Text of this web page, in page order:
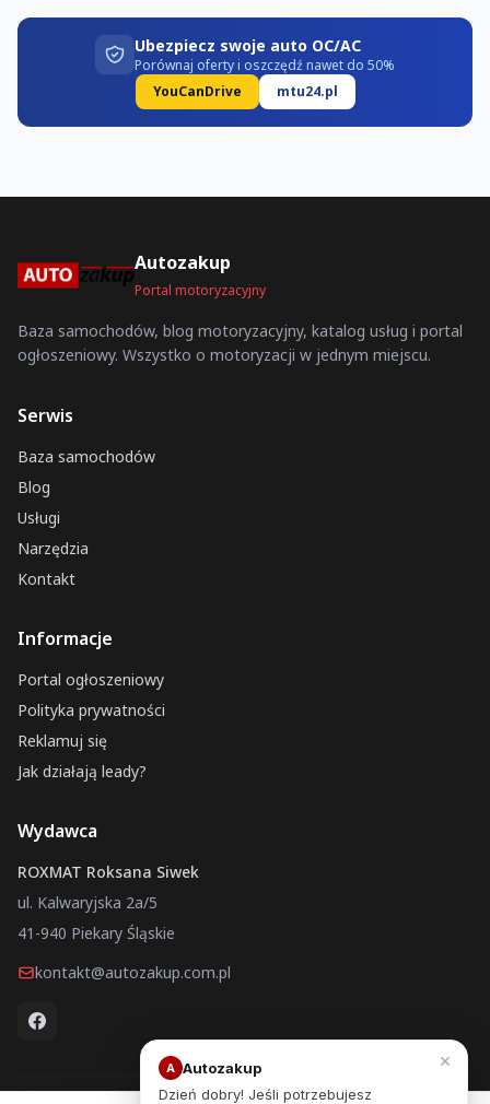
Ubezpiecz swoje auto OC/AC
Porównaj oferty i oszczędź nawet do 50%
YouCanDrive
mtu24.pl
Autozakup
Portal motoryzacyjny
Baza samochodów, blog motoryzacyjny, katalog usług i portal
ogłoszeniowy. Wszystko o motoryzacji w jednym miejscu.
Serwis
Baza samochodów
Blog
Usługi
Narzędzia
Kontakt
Informacje
Portal ogłoszeniowy
Polityka prywatności
Reklamuj się
Jak działają leady?
Wydawca
ROXMAT Roksana Siwek
ul. Kalwaryjska 2a/5
41-940 Piekary Śląskie
kontakt@autozakup.com.pl
×
A Autozakup
Dzień dobry! Jeśli potrzebujesz